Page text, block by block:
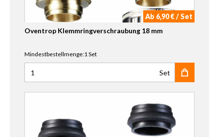
Ab 6,90 € / Set
Oventrop Klemmringverschraubung 18 mm
Mindestbestellmenge:1 Set
Anzahl für Oventrop Klemmringverschraubung 18 mm
Set